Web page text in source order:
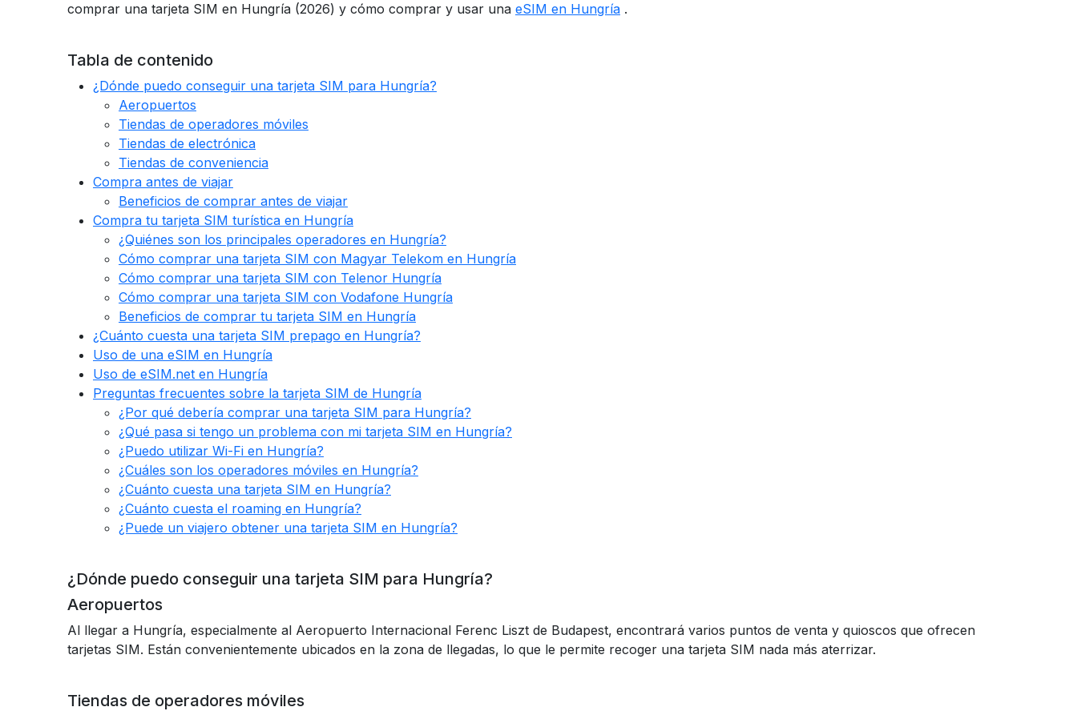
comprar una tarjeta SIM en Hungría (2026) y cómo comprar y usar una eSIM en Hungría .
Tabla de contenido
¿Dónde puedo conseguir una tarjeta SIM para Hungría?
Aeropuertos
Tiendas de operadores móviles
Tiendas de electrónica
Tiendas de conveniencia
Compra antes de viajar
Beneficios de comprar antes de viajar
Compra tu tarjeta SIM turística en Hungría
¿Quiénes son los principales operadores en Hungría?
Cómo comprar una tarjeta SIM con Magyar Telekom en Hungría
Cómo comprar una tarjeta SIM con Telenor Hungría
Cómo comprar una tarjeta SIM con Vodafone Hungría
Beneficios de comprar tu tarjeta SIM en Hungría
¿Cuánto cuesta una tarjeta SIM prepago en Hungría?
Uso de una eSIM en Hungría
Uso de eSIM.net en Hungría
Preguntas frecuentes sobre la tarjeta SIM de Hungría
¿Por qué debería comprar una tarjeta SIM para Hungría?
¿Qué pasa si tengo un problema con mi tarjeta SIM en Hungría?
¿Puedo utilizar Wi-Fi en Hungría?
¿Cuáles son los operadores móviles en Hungría?
¿Cuánto cuesta una tarjeta SIM en Hungría?
¿Cuánto cuesta el roaming en Hungría?
¿Puede un viajero obtener una tarjeta SIM en Hungría?
¿Dónde puedo conseguir una tarjeta SIM para Hungría?
Aeropuertos
Al llegar a Hungría, especialmente al Aeropuerto Internacional Ferenc Liszt de Budapest, encontrará varios puntos de venta y quioscos que ofrecen
tarjetas SIM. Están convenientemente ubicados en la zona de llegadas, lo que le permite recoger una tarjeta SIM nada más aterrizar.
Tiendas de operadores móviles